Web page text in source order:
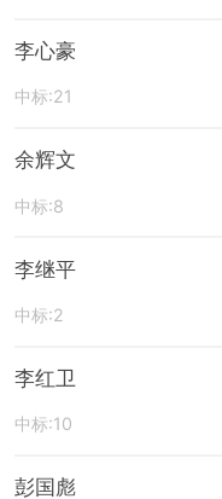
李心豪
中标:21
余辉文
中标:8
李继平
中标:2
李红卫
中标:10
彭国彪